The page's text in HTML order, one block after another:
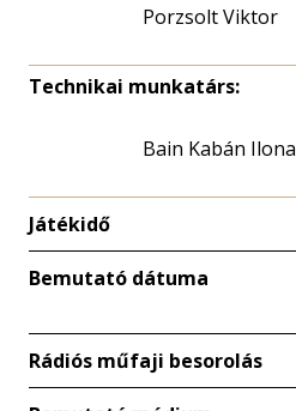
Porzsolt Viktor
Technikai munkatárs:
Bain Kabán Ilona
Játékidő
Bemutató dátuma
Rádiós műfaji besorolás